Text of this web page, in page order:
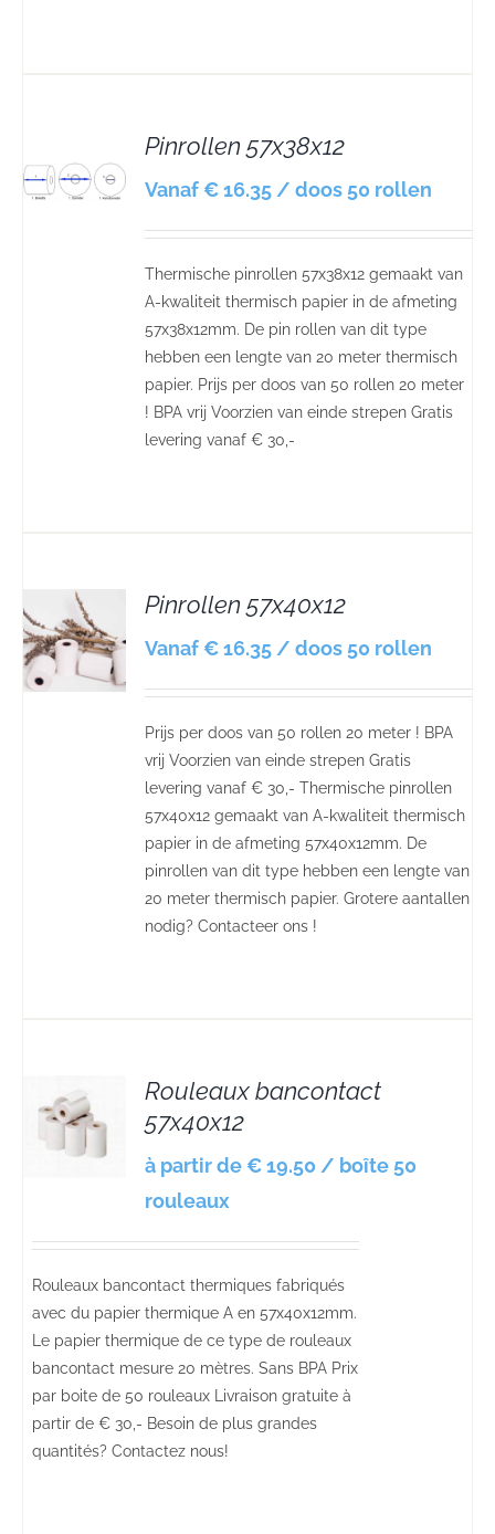
Pinrollen 57x38x12
Vanaf € 16.35 / doos 50 rollen
Thermische pinrollen 57x38x12 gemaakt van
A-kwaliteit thermisch papier in de afmeting
57x38x12mm. De pin rollen van dit type
hebben een lengte van 20 meter thermisch
papier. Prijs per doos van 50 rollen 20 meter
! BPA vrij Voorzien van einde strepen Gratis
levering vanaf € 30,-
Pinrollen 57x40x12
Vanaf € 16.35 / doos 50 rollen
Prijs per doos van 50 rollen 20 meter ! BPA
vrij Voorzien van einde strepen Gratis
levering vanaf € 30,- Thermische pinrollen
57x40x12 gemaakt van A-kwaliteit thermisch
papier in de afmeting 57x40x12mm. De
pinrollen van dit type hebben een lengte van
20 meter thermisch papier. Grotere aantallen
nodig? Contacteer ons !
Rouleaux bancontact
57x40x12
à partir de € 19.50 / boîte 50
rouleaux
Rouleaux bancontact thermiques fabriqués
avec du papier thermique A en 57x40x12mm.
Le papier thermique de ce type de rouleaux
bancontact mesure 20 mètres. Sans BPA Prix
par boite de 50 rouleaux Livraison gratuite à
partir de € 30,- Besoin de plus grandes
quantités? Contactez nous!